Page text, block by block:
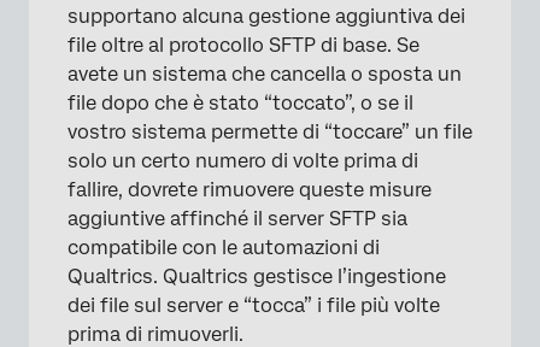
supportano alcuna gestione aggiuntiva dei
file oltre al protocollo SFTP di base. Se
avete un sistema che cancella o sposta un
file dopo che è stato “toccato”, o se il
vostro sistema permette di “toccare” un file
solo un certo numero di volte prima di
fallire, dovrete rimuovere queste misure
aggiuntive affinché il server SFTP sia
compatibile con le automazioni di
Qualtrics. Qualtrics gestisce l’ingestione
dei file sul server e “tocca” i file più volte
prima di rimuoverli.